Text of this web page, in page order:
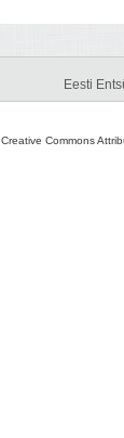
Eesti
Commons